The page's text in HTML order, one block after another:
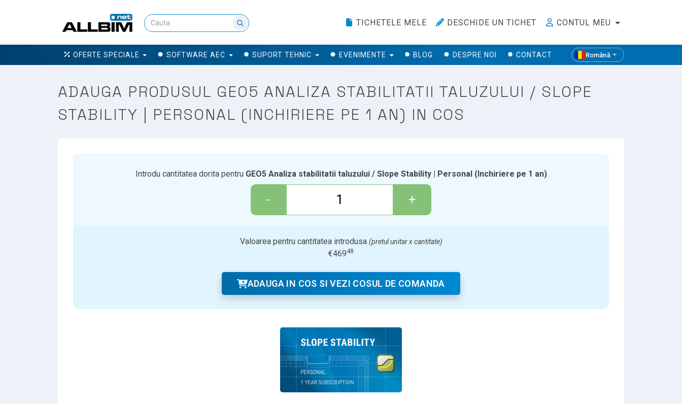
TICHETELE MELE DESCHIDE UN TICHET CONTUL MEU
OFERTE SPECIALE SOFTWARE AEC SUPORT TEHNIC EVENIMENTE BLOG DESPRE NOI CONTACT Română
ADAUGA PRODUSUL GEO5 ANALIZA STABILITATII TALUZULUI / SLOPE
STABILITY | PERSONAL (INCHIRIERE PE 1 AN) IN COS
Introdu cantitatea dorita pentru GEO5 Analiza stabilitatii taluzului / Slope Stability | Personal (Inchiriere pe 1 an)
- +
Valoarea pentru cantitatea introdusa (pretul unitar x cantitate)
€46948
ADAUGA IN COS SI VEZI COSUL DE COMANDA